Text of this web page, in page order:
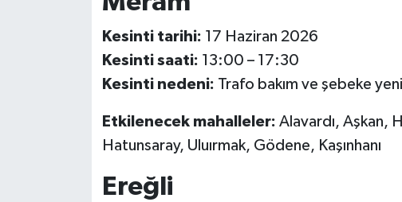
Kesinti tarihi: 17 Haziran 2026
Kesinti saati: 13:00 – 17:30
Kesinti nedeni: Trafo bakım ve şebeke
Etkilenecek mahalleler: Alavardı, Aşkan,
Hatunsaray, Uluırmak, Gödene, Kaşınhanı
Ereğli